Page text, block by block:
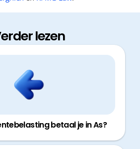
lezen
betaal je in As?